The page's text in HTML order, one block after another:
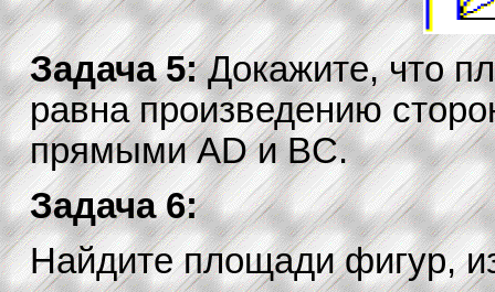
Задача 5:Докажите, что
равна произведению
прямыми AD и BC.
Задача 6:
Найдите площади фигур,